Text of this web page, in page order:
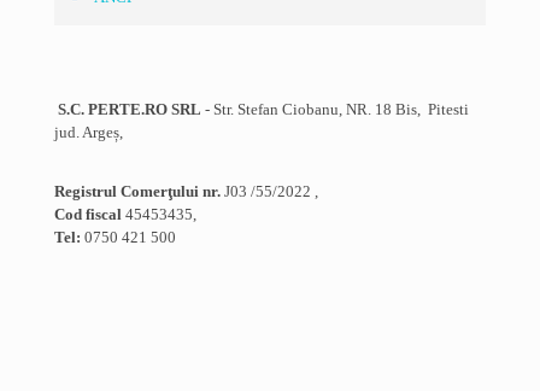
S.C. PERTE.RO SRL - Str. Stefan Ciobanu, NR. 18 Bis, Pitesti
jud. Argeș,
Registrul Comerţului nr. J03 /55/2022 ,
Cod fiscal 45453435,
Tel: 0750 421 500